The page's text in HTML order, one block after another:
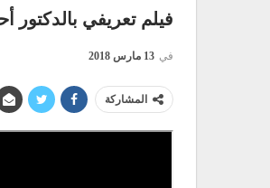
فيلم تعريفي بالدكتور
في 13 مارس 2018
المشاركة